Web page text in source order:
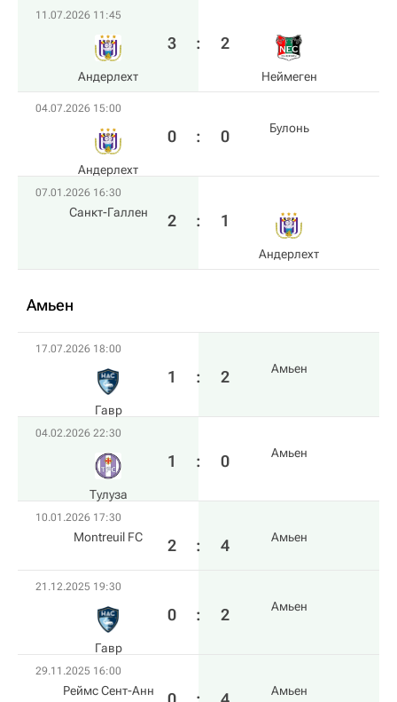
11.07.2026 11:45
Андерлехт
3 : 2
Неймеген
04.07.2026 15:00
Андерлехт
0 : 0 Булонь
07.01.2026 16:30
Санкт-Галлен 2 : 1
Андерлехт
Амьен
17.07.2026 18:00
Гавр
1 : 2 Амьен
04.02.2026 22:30
Тулуза
1 : 0 Амьен
10.01.2026 17:30
Montreuil FC 2 : 4 Амьен
21.12.2025 19:30
Гавр
0 : 2 Амьен
29.11.2025 16:00
Реймс Сент-Анн Амьен